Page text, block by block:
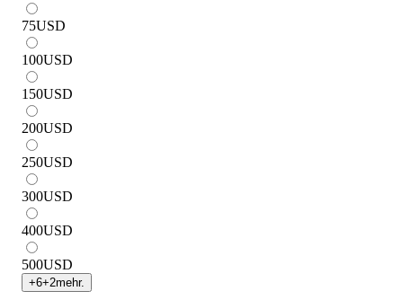
75USD
100USD
150USD
200USD
250USD
300USD
400USD
500USD
+6+2mehr.